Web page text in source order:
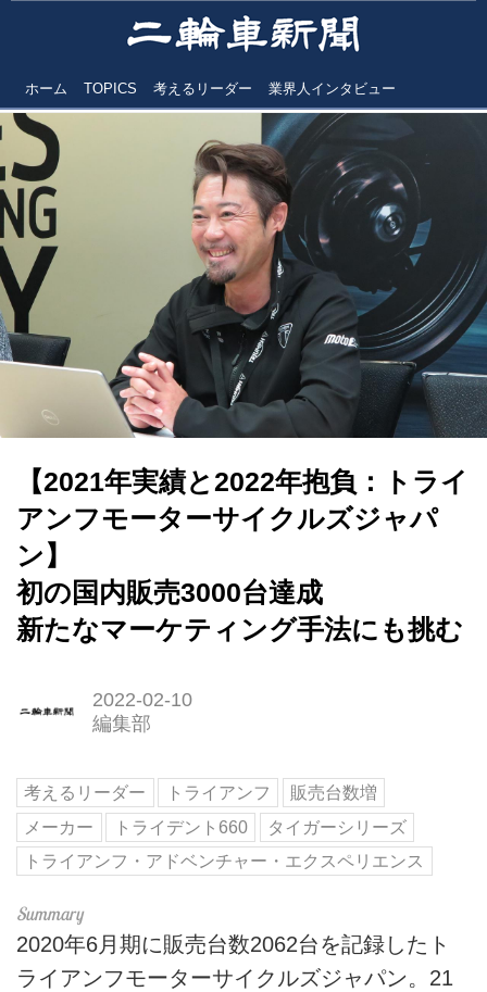
ホーム TOPICS 考えるリーダー 業界人インタビュー
【2021年実績と2022年抱負：トライ
アンフモーターサイクルズジャパ
ン】
初の国内販売3000台達成
新たなマーケティング手法にも挑む
2022-02-10
編集部
考えるリーダー トライアンフ
販売台数増
メーカー
トライデント660
タイガーシリーズ
トライアンフ・アドベンチャー・エクスペリエンス
2020年6月期に販売台数2062台を記録したト
ライアンフモーターサイクルズジャパン。21